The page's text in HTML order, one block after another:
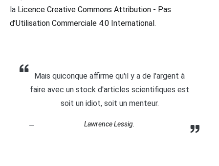
la Licence Creative Commons Attribution - Pas
d’Utilisation Commerciale 4.0 International.
Mais quiconque affirme qu'il y a de l'argent à
faire avec un stock d'articles scientifiques est
soit un idiot, soit un menteur.
Lawrence Lessig.